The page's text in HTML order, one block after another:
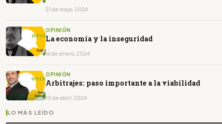
21 de mayo, 2024
OPINIÓN
La economía y la inseguridad
16 de enero, 2024
OPINIÓN
Arbitrajes: paso importante a la viabilidad
13 de abril, 2024
LO MÁS LEÍDO